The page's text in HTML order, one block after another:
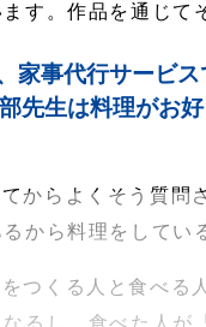
す。作品を通じて
家事代行サービ
先生は料理がお好
てからよくそう質
るから料理をして
つくる人と食べる
るし、食べた人が